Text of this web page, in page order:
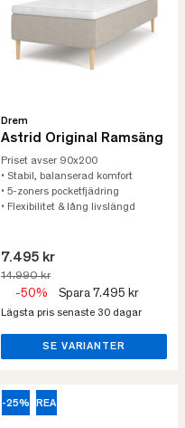
Drem
Astrid Original Ramsäng
Priset avser 90x200
• Stabil, balanserad komfort
• 5-zoners pocketfjädring
• Flexibilitet & lång livslängd
7.495 kr
14.990 kr
-50% Spara 7.495 kr
Lägsta pris senaste 30 dagar
SE VARIANTER
-25% REA